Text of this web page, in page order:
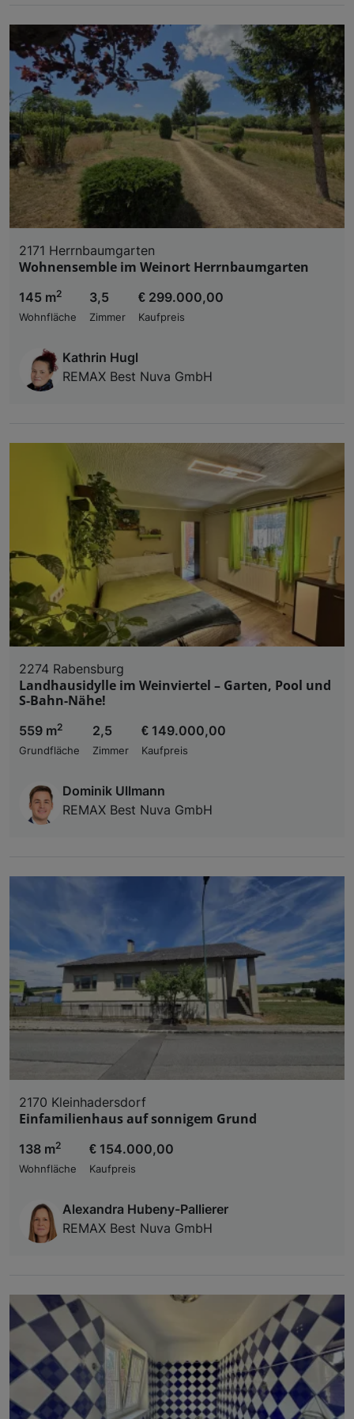
2171 Herrnbaumgarten
Wohnensemble im Weinort Herrnbaumgarten
145 m2
Wohnfläche
3,5
Zimmer
€ 299.000,00
Kaufpreis
Kathrin Hugl
REMAX Best Nuva GmbH
2274 Rabensburg
Landhausidylle im Weinviertel – Garten, Pool und
S-Bahn-Nähe!
559 m2
Grundfläche
2,5
Zimmer
€ 149.000,00
Kaufpreis
Dominik Ullmann
REMAX Best Nuva GmbH
2170 Kleinhadersdorf
Einfamilienhaus auf sonnigem Grund
138 m2
Wohnfläche
€ 154.000,00
Kaufpreis
Alexandra Hubeny-Pallierer
REMAX Best Nuva GmbH